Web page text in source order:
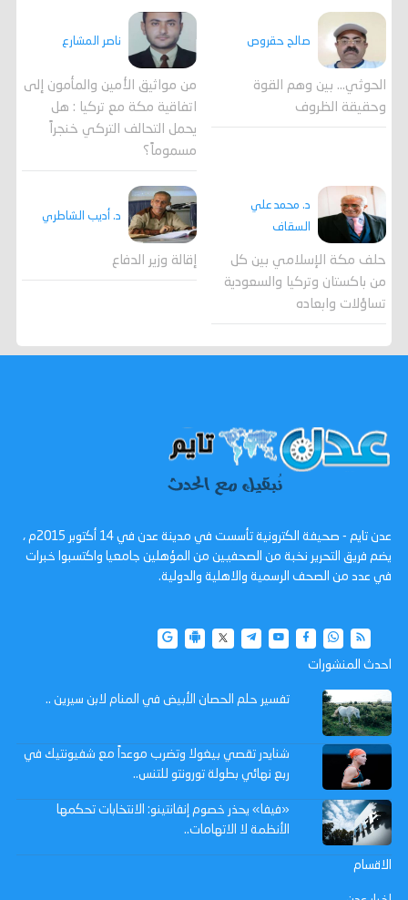
صالح حقروص
الحوثي... بين وهم القوة
وحقيقة الظروف
ناصر المشارع
من مواثيق الأمين والمأمون إلى
اتفاقية مكة مع تركيا : هل
يحمل التحالف التركي خنجراً
مسموماً؟
د. محمد علي
السقاف
حلف مكة الإسلامي بين كل
من باكستان وتركيا والسعودية
تساؤلات وابعاده
د. أديب الشاطري
إقالة وزير الدفاع
عدن تايم - صحيفة الكترونية تأسست في مدينة عدن في 14 أكتوبر 2015م ،
يضم فريق التحرير نخبة من الصحفيين من المؤهلين جامعيا واكتسبوا خبرات
في عدد من الصحف الرسمية والاهلية والدولية.
احدث المنشورات
تفسير حلم الحصان الأبيض في المنام لابن سيرين ..
شنايدر تقصي بيغولا وتضرب موعداً مع شفيونتيك في
ربع نهائي بطولة تورونتو للتنس..
«فيفا» يحذر خصوم إنفانتينو: الانتخابات تحكمها
الأنظمة لا الاتهامات..
الاقسام